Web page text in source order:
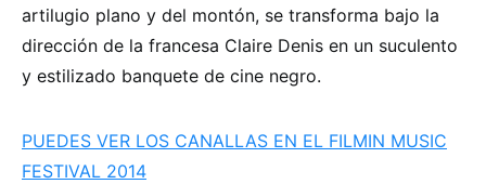
artilugio plano y del montón, se transforma bajo la
dirección de la francesa Claire Denis en un suculento
y estilizado banquete de cine negro.
PUEDES VER LOS CANALLAS EN EL FILMIN MUSIC
FESTIVAL 2014